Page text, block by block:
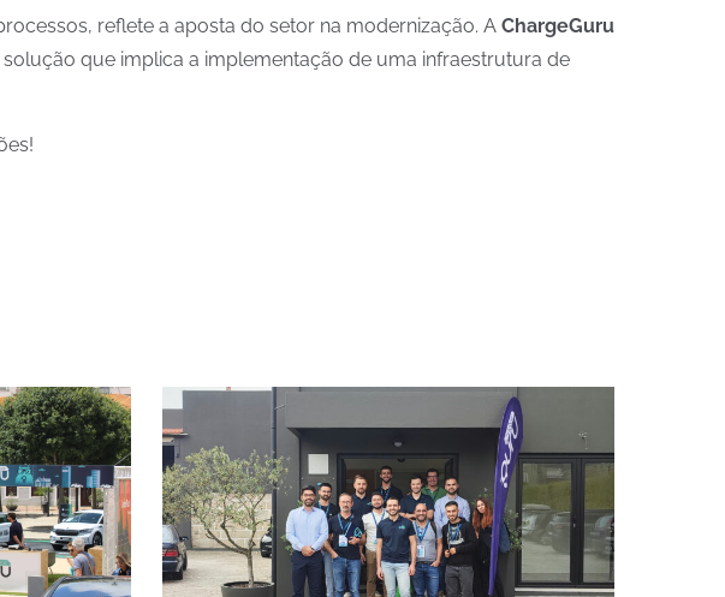
reflete a aposta do setor na modernização. A ChargeGuru
que implica a implementação de uma infraestrutura de
seu carregador
caso
carro elétrico
VEÍCULOS ELETRICOS
Carros elétricos
Carros híbrido plug-in
Veículos elétricos de mercadorias